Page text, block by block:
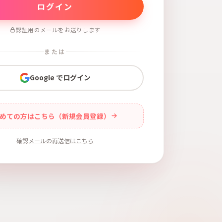
認証用のメールをお送りします
または
Google でログイン
ての方はこちら（新規会員登録）
確認メールの再送信はこちら